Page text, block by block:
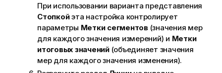
При использовании варианта представления
Стопкойэта настройка контролирует
параметры Метки сегментов(значения мер
для каждого значения измерений) и Метки
итоговых значений(объединяет значения
мер для каждого значения изменения).